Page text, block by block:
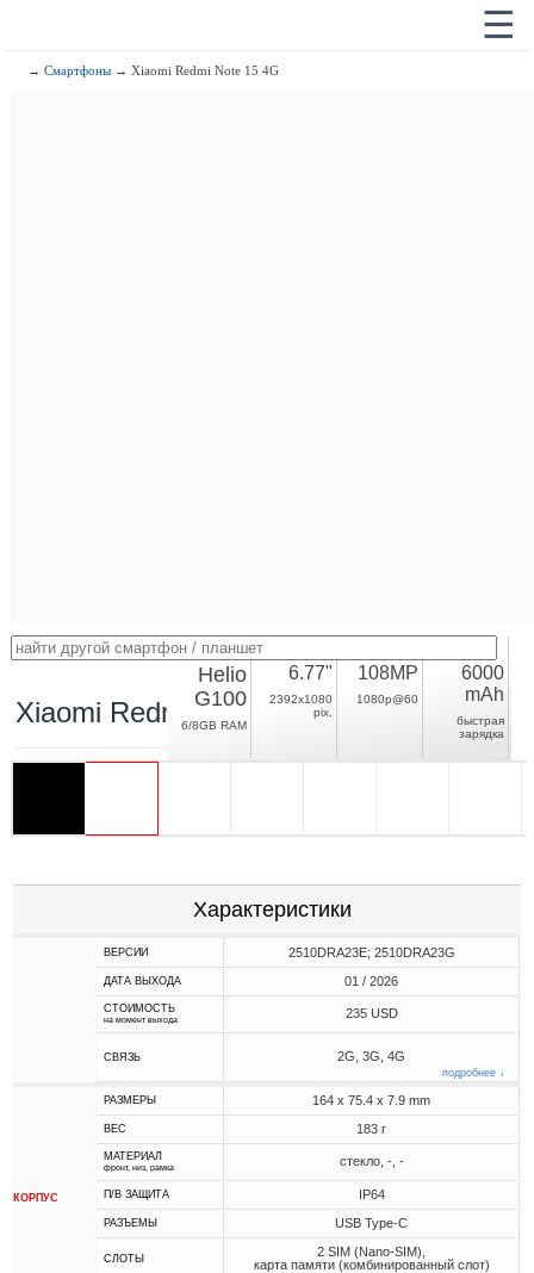
☰
→Смартфоны → Xiaomi Redmi Note 15 4G
Xiaomi Redmi Note 15 4G
Helio
G100
6/8GB RAM
6.77"
2392x1080
pix.
108MP
1080p@60
6000
mAh
быстрая
зарядка
Характеристики
ВЕРСИИ 2510DRA23E; 2510DRA23G
ДАТА ВЫХОДА 01 / 2026
СТОИМОСТЬ
на момент выхода 235 USD
СВЯЗЬ 2G, 3G, 4G
подробнее ↓
КОРПУС
РАЗМЕРЫ 164 x 75.4 x 7.9 mm
ВЕС 183 г
МАТЕРИАЛ
фронт, низ, рамка стекло, -, -
П/В ЗАЩИТА IP64
РАЗЪЕМЫ USB Type-C
СЛОТЫ
2 SIM (Nano-SIM),
карта памяти (комбинированный слот)